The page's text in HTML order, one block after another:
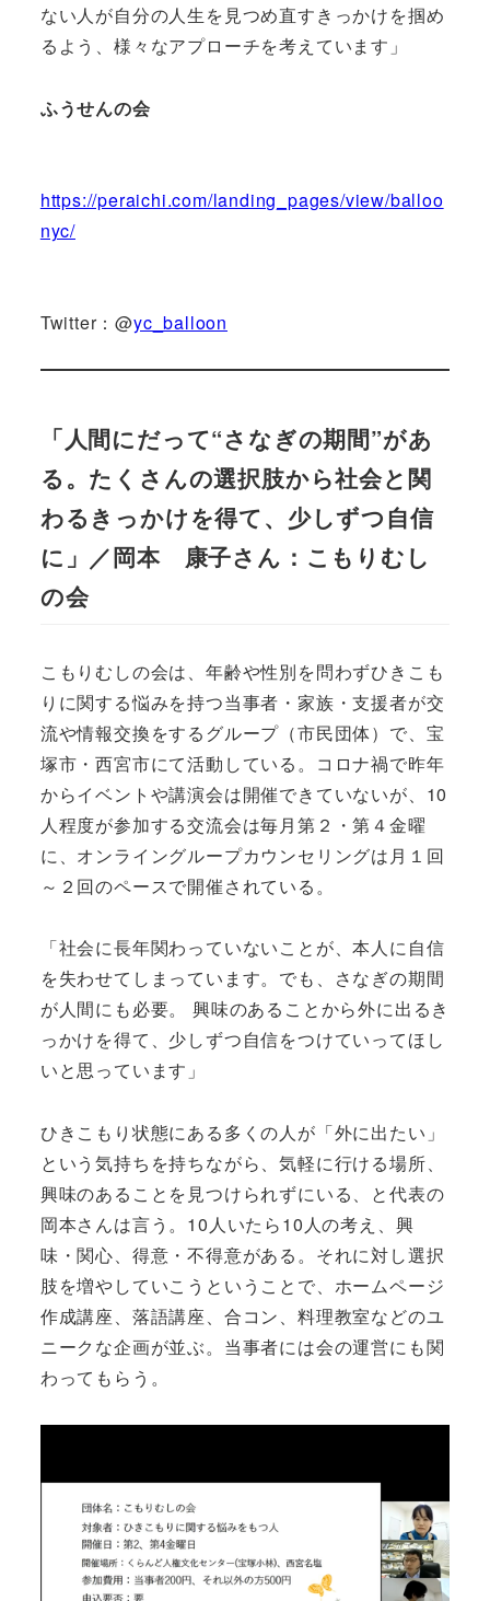
ない人が自分の人生を見つめ直すきっかけを掴め
るよう、様々なアプローチを考えています」
ふうせんの会
https://peraichi.com/landing_pages/view/balloo
nyc/
Twitter：@yc_balloon
「人間にだって“さなぎの期間”があ
る。たくさんの選択肢から社会と関
わるきっかけを得て、少しずつ自信
に」／岡本 康子さん：こもりむし
の会
こもりむしの会は、年齢や性別を問わずひきこも
りに関する悩みを持つ当事者・家族・支援者が交
流や情報交換をするグループ（市民団体）で、宝
塚市・西宮市にて活動している。コロナ禍で昨年
からイベントや講演会は開催できていないが、10
人程度が参加する交流会は毎月第２・第４金曜
に、オンライングループカウンセリングは月１回
～２回のペースで開催されている。
「社会に長年関わっていないことが、本人に自信
を失わせてしまっています。でも、さなぎの期間
が人間にも必要。 興味のあることから外に出るき
っかけを得て、少しずつ自信をつけていってほし
いと思っています」
ひきこもり状態にある多くの人が「外に出たい」
という気持ちを持ちながら、気軽に行ける場所、
興味のあることを見つけられずにいる、と代表の
岡本さんは言う。10人いたら10人の考え、興
味・関心、得意・不得意がある。それに対し選択
肢を増やしていこうということで、ホームページ
作成講座、落語講座、合コン、料理教室などのユ
ニークな企画が並ぶ。当事者には会の運営にも関
わってもらう。